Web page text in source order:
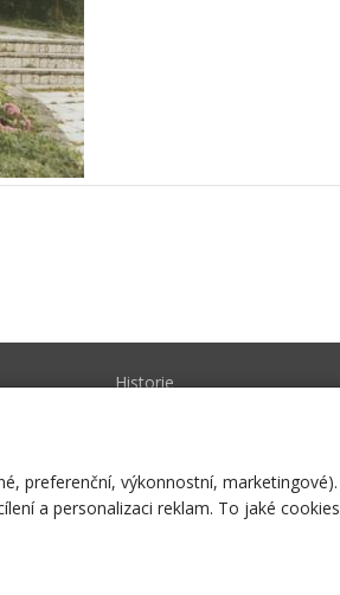
Historie
preferenční, výkonnostní, marketingové).
a personalizaci reklam. To jaké cookies